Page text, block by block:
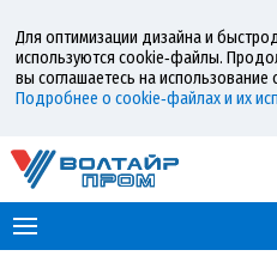
Для оптимизации дизайна и
используются cookie‑файлы.
вы соглашаетесь на
Подробнее о cookie‑файлах и их